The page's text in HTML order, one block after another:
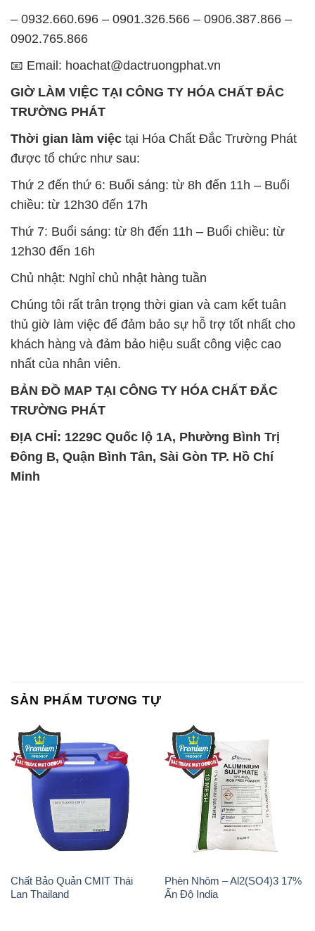
– 0932.660.696 – 0901.326.566 – 0906.387.866 –
0902.765.866
📧 Email: hoachat@dactruongphat.vn
GIỜ LÀM VIỆC TẠI CÔNG TY HÓA CHẤT ĐẮC
TRƯỜNG PHÁT
Thời gian làm việc tại Hóa Chất Đắc Trường Phát
được tổ chức như sau:
Thứ 2 đến thứ 6: Buổi sáng: từ 8h đến 11h – Buổi
chiều: từ 12h30 đến 17h
Thứ 7: Buổi sáng: từ 8h đến 11h – Buổi chiều: từ
12h30 đến 16h
Chủ nhật: Nghỉ chủ nhật hàng tuần
Chúng tôi rất trân trọng thời gian và cam kết tuân
thủ giờ làm việc để đảm bảo sự hỗ trợ tốt nhất cho
khách hàng và đảm bảo hiệu suất công việc cao
nhất của nhân viên.
BẢN ĐỒ MAP TẠI CÔNG TY HÓA CHẤT ĐẮC
TRƯỜNG PHÁT
ĐỊA CHỈ: 1229C Quốc lộ 1A, Phường Bình Trị
Đông B, Quận Bình Tân, Sài Gòn TP. Hồ Chí
Minh
SẢN PHẨM TƯƠNG TỰ
Chất Bảo Quản CMIT Thái
Lan Thailand
Phèn Nhôm – Al2(SO4)3 17%
Ấn Độ India